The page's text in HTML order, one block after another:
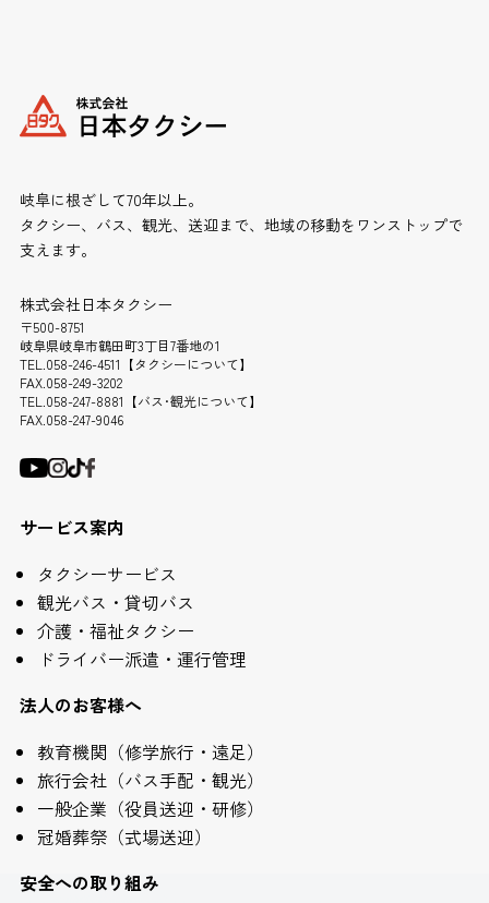
岐阜に根ざして70年以上。
タクシー、バス、観光、送迎まで、地域の移動をワンストップで
支えます。
株式会社日本タクシー
〒500-8751
岐阜県岐阜市鶴田町3丁目7番地の1
TEL.058-246-4511【タクシーについて】
FAX.058-249-3202
TEL.058-247-8881【バス･観光について】
FAX.058-247-9046
サービス案内
タクシーサービス
観光バス・貸切バス
介護・福祉タクシー
ドライバー派遣・運行管理
法人のお客様へ
教育機関（修学旅行・遠足）
旅行会社（バス手配・観光）
一般企業（役員送迎・研修）
冠婚葬祭（式場送迎）
安全への取り組み